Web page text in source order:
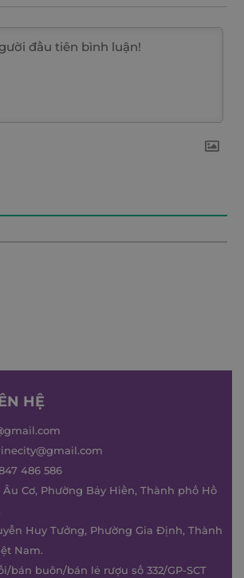
HỆ
486 586
Âu Cơ, Phường Bảy Hiền, Thành phố Hồ
Huy Tưởng, Phường Gia Định, Thành
Nam.
bán buôn/bán lẻ rượu số 332/GP-SCT